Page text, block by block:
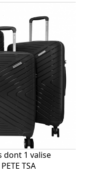
dont 1 valise
TSA